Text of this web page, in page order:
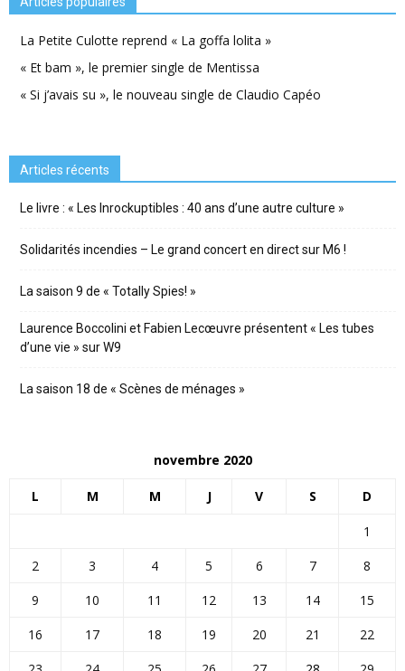
La Petite Culotte reprend « La goffa lolita »
« Et bam », le premier single de Mentissa
« Si j’avais su », le nouveau single de Claudio Capéo
Articles récents
Le livre : « Les Inrockuptibles : 40 ans d’une autre culture »
Solidarités incendies – Le grand concert en direct sur M6 !
La saison 9 de « Totally Spies! »
Laurence Boccolini et Fabien Lecœuvre présentent « Les tubes
d’une vie » sur W9
La saison 18 de « Scènes de ménages »
novembre 2020
L M M J V S D
1
2
3 4 5 6 7
8
9
10 11 12 13 14
15
16
17 18 19 20 21
22